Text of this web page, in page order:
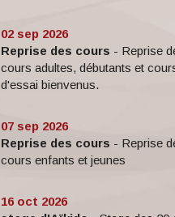
02 sep 2026
Reprise des cours - Reprise
cours adultes, débutants et
d'essai bienvenus.
07 sep 2026
Reprise des cours - Reprise
cours enfants et jeunes
16 oct 2026